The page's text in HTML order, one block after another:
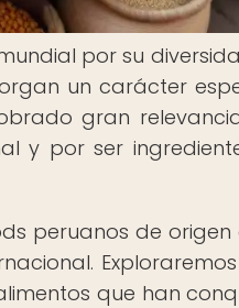
por su
un carácter
gran
y por ser
peruanos de
que han